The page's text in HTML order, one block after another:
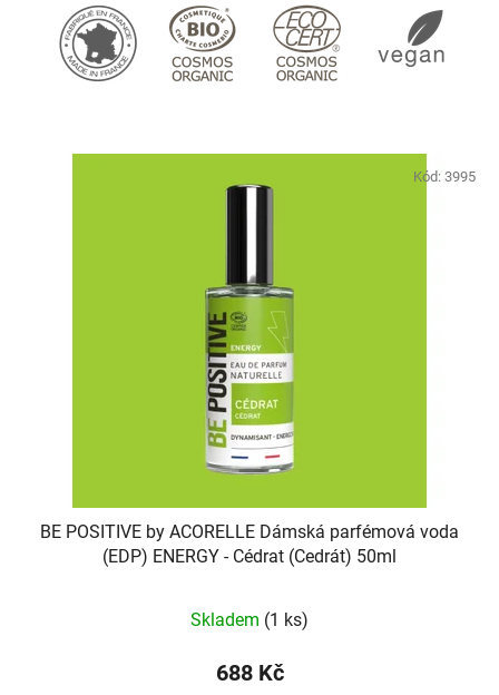
BE POSITIVE by ACORELLE Dámská parfémová voda
(EDP) ENERGY - Cédrat (Cedrát) 50ml
Skladem (1 ks)
688 Kč
Kód: 3995